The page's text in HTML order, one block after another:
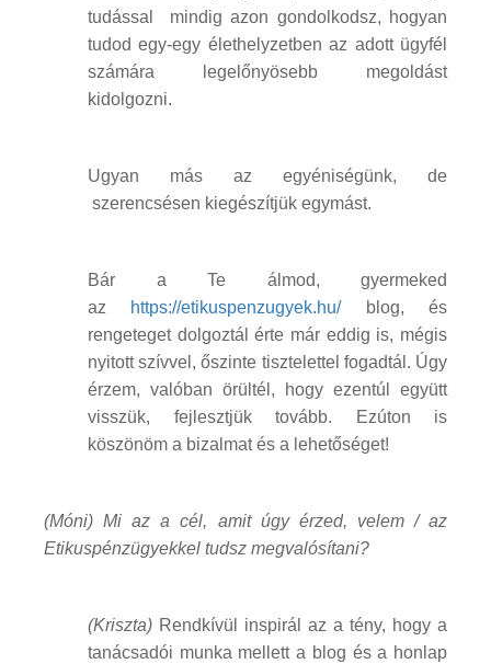
tudással mindig azon gondolkodsz, hogyan
tudod egy-egy élethelyzetben az adott ügyfél
számára legelőnyösebb megoldást
kidolgozni.
Ugyan más az egyéniségünk, de
szerencsésen kiegészítjük egymást.
Bár a Te álmod, gyermeked
az https://etikuspenzugyek.hu/blog, és
rengeteget dolgoztál érte már eddig is, mégis
nyitott szívvel, őszinte tisztelettel fogadtál. Úgy
érzem, valóban örültél, hogy ezentúl együtt
visszük, fejlesztjük tovább. Ezúton is
köszönöm a bizalmat és a lehetőséget!
(Móni) Mi az a cél, amit úgy érzed, velem / az
Etikuspénzügyekkel tudsz megvalósítani?
(Kriszta) Rendkívül inspirál az a tény, hogy a
tanácsadói munka mellett a blog és a honlap